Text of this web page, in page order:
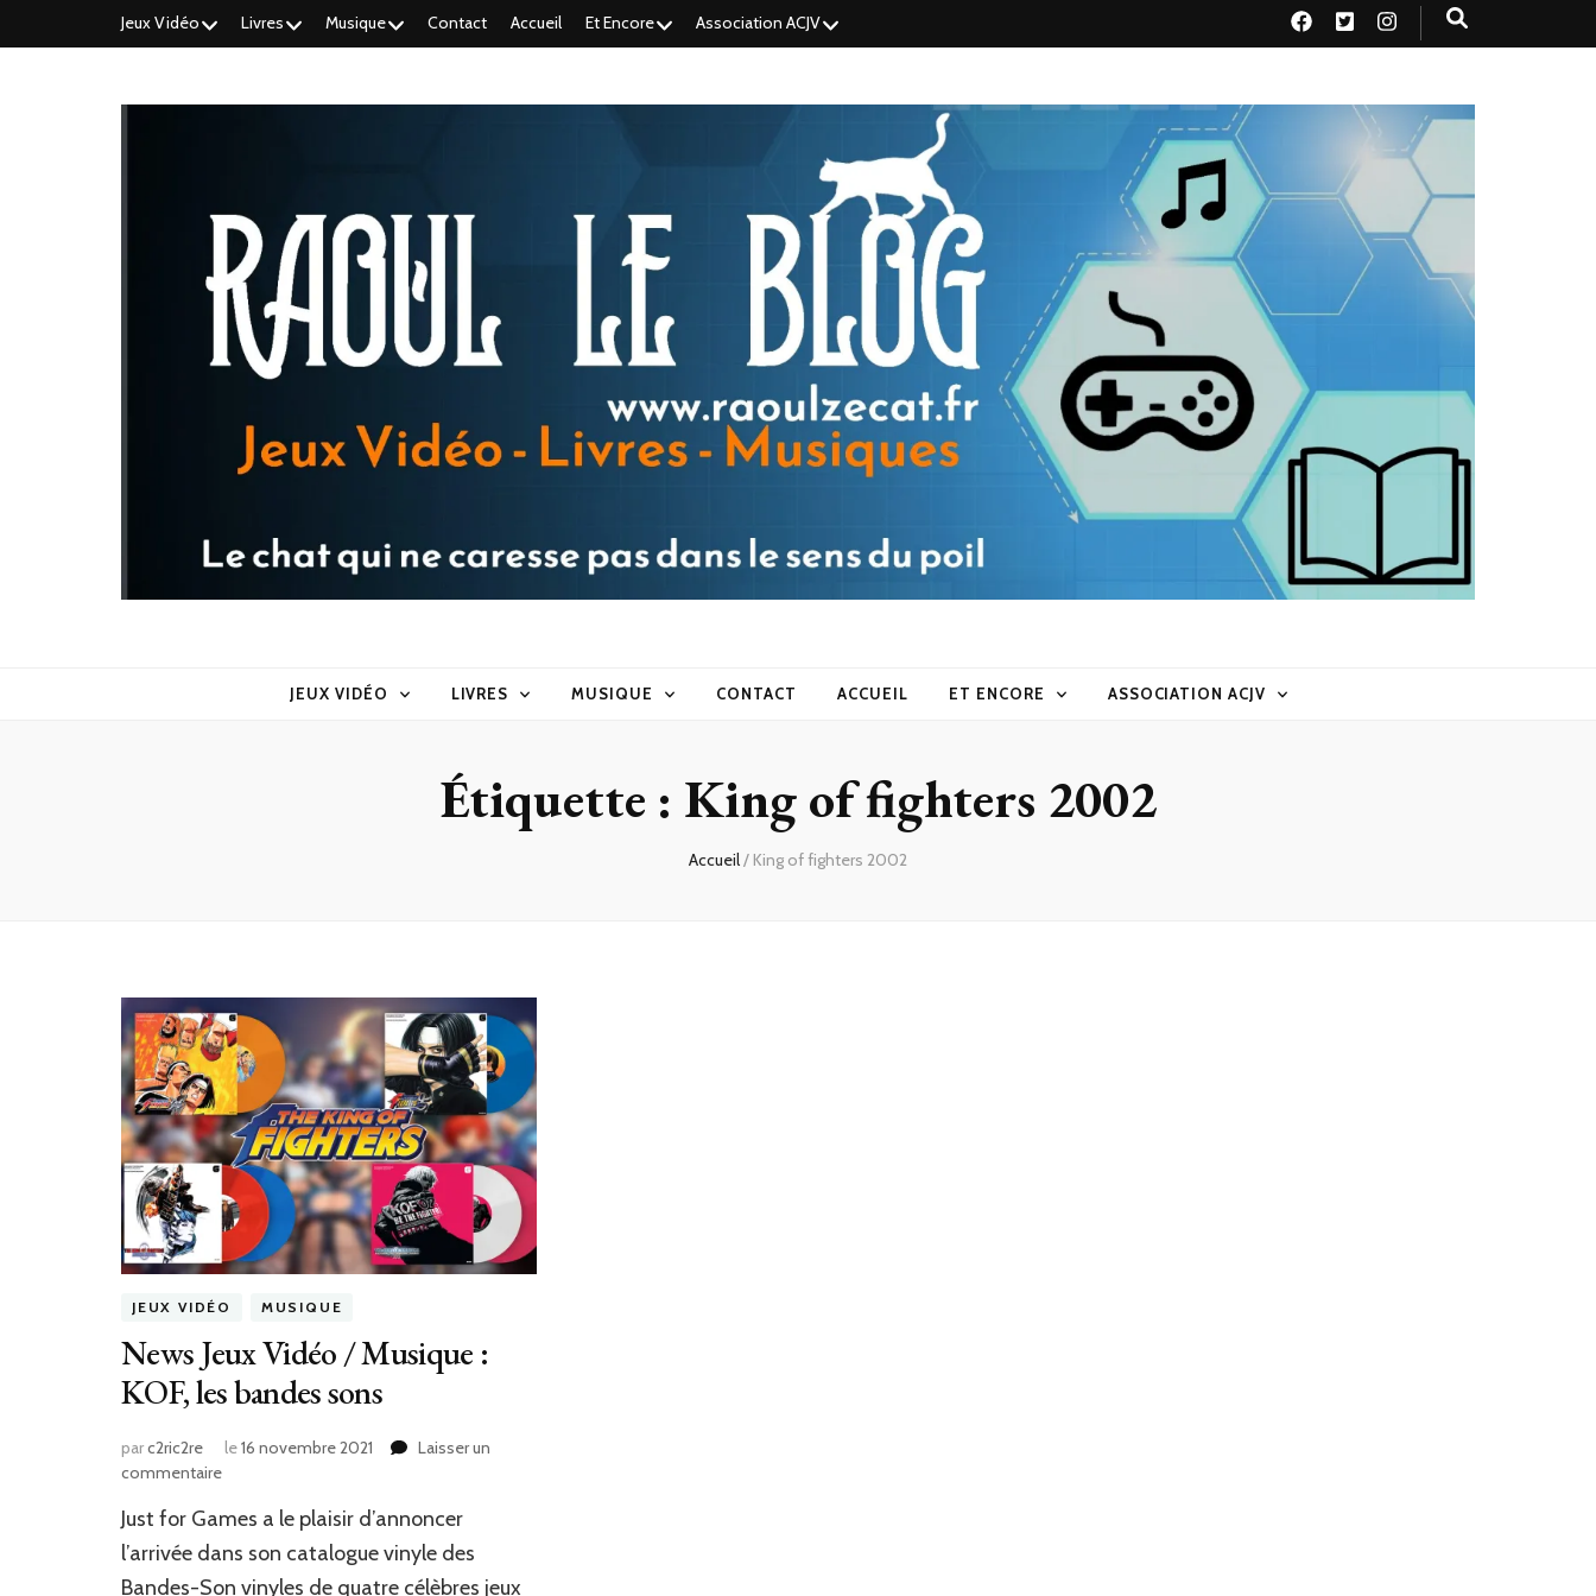
Jeux Vidéo Livres Musique Contact Accueil Et Encore Association ACJV
Raoul le blog
JEUX VIDÉO LIVRES MUSIQUE CONTACT ACCUEIL ET ENCORE ASSOCIATION ACJV
Étiquette : King of fighters 2002
Accueil/ King of fighters 2002
JEUX VIDÉO MUSIQUE
News Jeux Vidéo / Musique :
KOF, les bandes sons
parc2ric2re le16 novembre 2021
Laisser un
commentairesur
Jeux
Vidéo
Just for Games a le plaisir d’annoncer
l’arrivée dans son catalogue vinyle des
Bandes-Son vinyles de quatre célèbres jeux